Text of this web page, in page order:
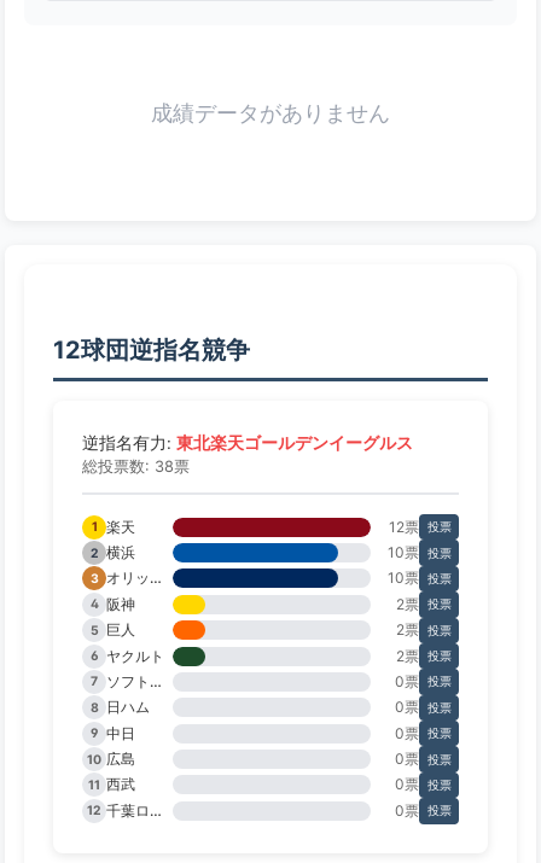
成績データがありません
12球団逆指名競争
逆指名有力: 東北楽天ゴールデンイーグルス
総投票数: 38票
1 楽天 12票 投票
2 横浜 10票 投票
3
オリックス 10票 投票
4 阪神 2票 投票
5
巨人 2票 投票
6
ヤクルト 2票 投票
7
ソフトバンク 0票 投票
8
日ハム 0票 投票
9 中日 0票 投票
10 広島 0票 投票
11 西武 0票 投票
12
千葉ロッテ 0票 投票